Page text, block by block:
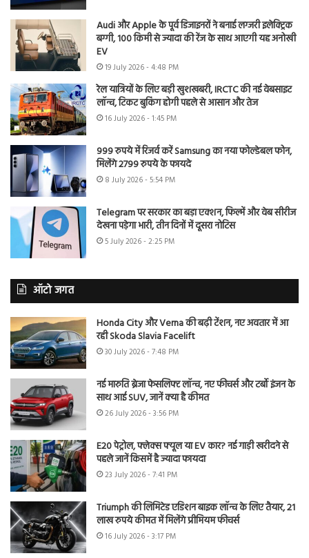
Audi और Apple के पूर्व डिजाइनरों ने बनाई लग्जरी इलेक्ट्रिक
बग्गी, 100 किमी से ज्यादा की रेंज के साथ आएगी यह अनोखी
EV
19 July 2026 - 4:48 PM
रेल यात्रियों के लिए बड़ी खुशखबरी, IRCTC की नई वेबसाइट
लॉन्च, टिकट बुकिंग होगी पहले से आसान और तेज
16 July 2026 - 1:45 PM
999 रुपये में रिजर्व करें Samsung का नया फोल्डेबल फोन,
मिलेंगे 2799 रुपये के फायदे
8 July 2026 - 5:54 PM
Telegram पर सरकार का बड़ा एक्शन, फिल्में और वेब सीरीज
देखना पड़ेगा भारी, तीन दिनों में दूसरा नोटिस
5 July 2026 - 2:25 PM
ऑटो जगत
Honda City और Verna की बढ़ी टेंशन, नए अवतार में आ
रही Skoda Slavia Facelift
30 July 2026 - 7:48 PM
नई मारुति ब्रेजा फेसलिफ्ट लॉन्च, नए फीचर्स और टर्बो इंजन के
साथ आई SUV, जानें क्या है कीमत
26 July 2026 - 3:56 PM
E20 पेट्रोल, फ्लेक्स फ्यूल या EV कार? नई गाड़ी खरीदने से
पहले जानें किसमें है ज्यादा फायदा
23 July 2026 - 7:41 PM
Triumph की लिमिटेड एडिशन बाइक लॉन्च के लिए तैयार, 21
लाख रुपये कीमत में मिलेंगे प्रीमियम फीचर्स
16 July 2026 - 3:17 PM